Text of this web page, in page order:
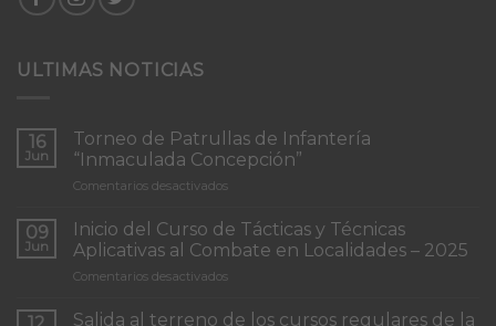
ULTIMAS NOTICIAS
16
Jun
Torneo de Patrullas de Infantería
“Inmaculada Concepción”
Comentarios desactivadosen
de
Patrullas
de
Infantería
Concepción”
09
Jun
Inicio del Curso de Tácticas y Técnicas
Aplicativas al Combate en Localidades – 2025
Comentarios desactivadosen
del
Salida al terreno de los cursos regulares de la